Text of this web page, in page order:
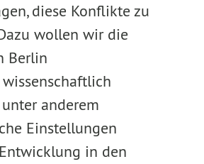
diese Konflikte zu
wollen wir die
Berlin
anderem
Einstellungen
in den